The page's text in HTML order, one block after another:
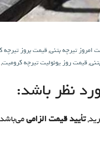
امروز تیرچه بتنی,قیمت بروز تیرچه
,قیمت روز یونولیت تیرچه کرومیت,
نظر باشد:
تأیید قیمت الزامی